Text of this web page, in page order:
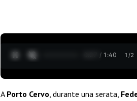
0:28 / 1:40 1 /2
A Porto Cervo , durante una serata,